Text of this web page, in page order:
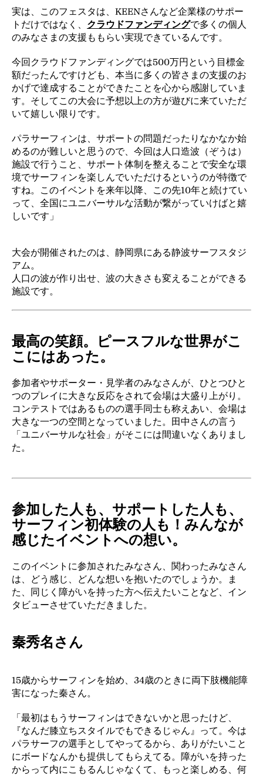
実は、このフェスタは、KEENさんなど企業様のサポー
トだけではなく、 クラウドファンディングで多くの個人
のみなさまの支援ももらい実現できているんです。
今回クラウドファンディングでは500万円という目標金
額だったんですけども、本当に多くの皆さまの支援のお
かげで達成することができたことを心から感謝していま
す。そしてこの大会に予想以上の方が遊びに来ていただ
いて嬉しい限りです。
パラサーフィンは、サポートの問題だったりなかなか始
めるのが難しいと思うので、今回は人口造波（ぞうは）
施設で行うこと、サポート体制を整えることで安全な環
境でサーフィンを楽しんでいただけるというのが特徴で
すね。このイベントを来年以降、この先10年と続けてい
って、全国にユニバーサルな活動が繋がっていけばと嬉
しいです」
大会が開催されたのは、静岡県にある静波サーフスタジ
アム。
人口の波が作り出せ、波の大きさも変えることができる
施設です。
最高の笑顔。ピースフルな世界がこ
こにはあった。
参加者やサポーター・見学者のみなさんが、ひとつひと
つのプレイに大きな反応をされて会場は大盛り上がり。
コンテストではあるものの選手同士も称えあい、会場は
大きな一つの空間となっていました。田中さんの言う
「ユニバーサルな社会」がそこには間違いなくありまし
た。
参加した人も、サポートした人も、
サーフィン初体験の人も！みんなが
感じたイベントへの想い。
このイベントに参加されたみなさん、関わったみなさん
は、どう感じ、どんな想いを抱いたのでしょうか。ま
た、同じく障がいを持った方へ伝えたいことなど、イン
タビューさせていただきました。
秦秀名さん
15歳からサーフィンを始め、34歳のときに両下肢機能障
害になった秦さん。
「最初はもうサーフィンはできないかと思ったけど、
『なんだ膝立ちスタイルでもできるじゃん』って。今は
パラサーフの選手としてやってるから、ありがたいこと
にボードなんかも提供してもらえてる。障がいを持った
からって内にこもるんじゃなくて、もっと楽しめる、何